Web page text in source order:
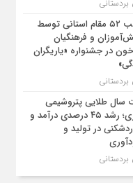
بردستانی
کسب ۵۲ مقام استانی توسط
و فرهنگیان
در جشنواره «یاریگران
بردستانی
سال طلایی پتروشیمی
نوری؛ رشد ۴۵ درصدی درآمد و
در تولید و
بردستانی